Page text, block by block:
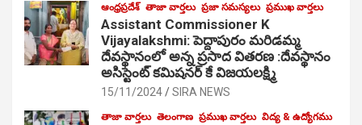
ఆంధ్రప్రదేశ్ తాజా వార్తలు ప్రజా సమస్యలు ప్రముఖ వార్తలు
Assistant Commissioner K
Vijayalakshmi: పెద్దాపురం మరిడమ్మ
దేవస్థానంలో అన్న ప్రసాద వితరణ :దేవస్థానం
అసిస్టెంట్ కమిషనర్ కే విజయలక్ష్మి
15/11/2024 SIRA NEWS
తాజా వార్తలు తెలంగాణ ప్రముఖ వార్తలు విద్య & ఉద్యోగము